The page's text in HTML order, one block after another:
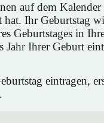
auf dem
Ihr Geburtstag
Geburtstages in
Jahr Ihrer Geburt
eintragen,